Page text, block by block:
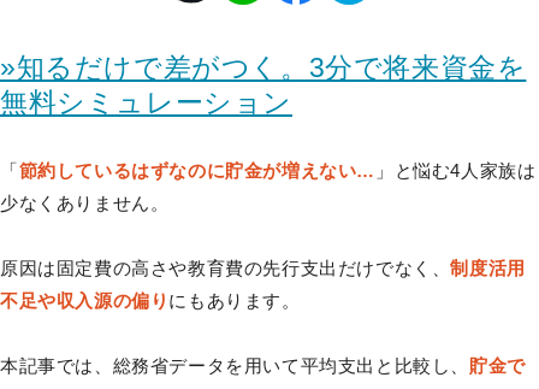
»知るだけで差がつく。3分で将来資金を
無料シミュレーション
「節約しているはずなのに貯金が増えない… 」と悩む4人家族は
少なくありません。
原因は固定費の高さや教育費の先行支出だけでなく、制度活用
不足や収入源の偏り にもあります。
本記事では、総務省データを用いて平均支出と比較し、 貯金で